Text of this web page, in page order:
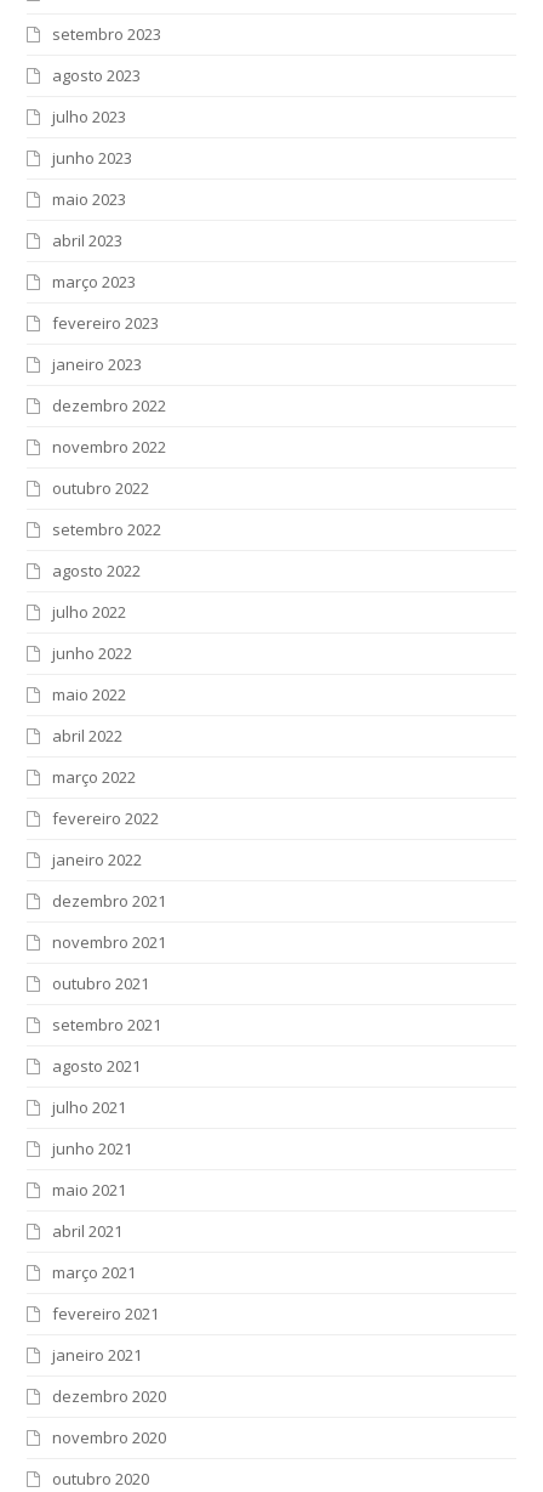
setembro 2023
agosto 2023
julho 2023
junho 2023
maio 2023
abril 2023
março 2023
fevereiro 2023
janeiro 2023
dezembro 2022
novembro 2022
outubro 2022
setembro 2022
agosto 2022
julho 2022
junho 2022
maio 2022
abril 2022
março 2022
fevereiro 2022
janeiro 2022
dezembro 2021
novembro 2021
outubro 2021
setembro 2021
agosto 2021
julho 2021
junho 2021
maio 2021
abril 2021
março 2021
fevereiro 2021
janeiro 2021
dezembro 2020
novembro 2020
outubro 2020